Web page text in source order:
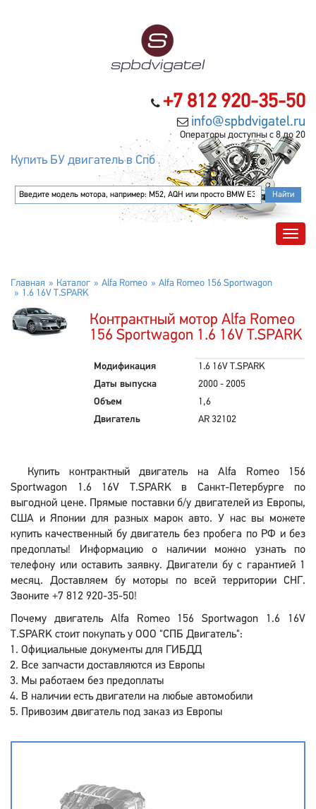
+7 812 920-35-50
info@spbdvigatel.ru
Операторы доступны с 8 до 20
Купить БУ двигатель в Спб
Главная Каталог Alfa Romeo
Alfa Romeo 156 Sportwagon
1.6 16V T.SPARK
Контрактный мотор Alfa Romeo
156 Sportwagon 1.6 16V T.SPARK
Модификация
1.6 16V T.SPARK
Даты выпуска
2000 - 2005
Объем
1,6
Двигатель
AR 32102
Купить контрактный двигатель на Alfa Romeo 156
Sportwagon 1.6 16V T.SPARK в Санкт-Петербурге по
выгодной цене. Прямые поставки б/у двигателей из Европы,
США и Японии для разных марок авто. У нас вы можете
купить качественный бу двигатель без пробега по РФ и без
предоплаты! Информацию о наличии можно узнать по
телефону или оставить заявку. Двигатели бу с гарантией 1
месяц. Доставляем бу моторы по всей территории СНГ.
Звоните +7 812 920-35-50!
Почему двигатель Alfa Romeo 156 Sportwagon 1.6 16V
T.SPARK стоит покупать у ООО "СПБ Двигатель":
Официальные документы для ГИБДД
Все запчасти доставляются из Европы
Мы работаем без предоплаты
В наличии есть двигатели на любые автомобили
Привозим двигатель под заказ из Европы